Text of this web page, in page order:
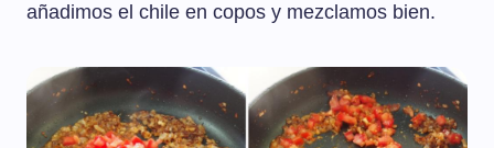
añadimos el chile en copos y mezclamos bien.